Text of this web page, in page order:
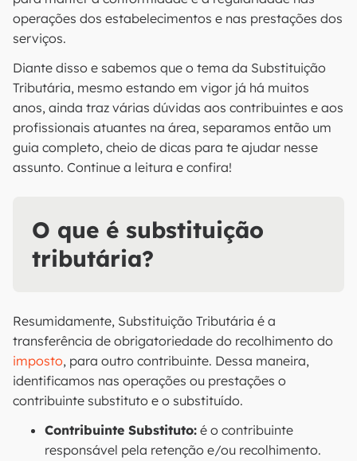
operações dos estabelecimentos e nas prestações dos
serviços.
Diante disso e sabemos que o tema da Substituição
Tributária, mesmo estando em vigor já há muitos
anos, ainda traz várias dúvidas aos contribuintes e aos
profissionais atuantes na área, separamos então um
guia completo, cheio de dicas para te ajudar nesse
assunto. Continue a leitura e confira!
O que é substituição
tributária?
Resumidamente, Substituição Tributária é a
transferência de obrigatoriedade do recolhimento do
imposto, para outro contribuinte. Dessa maneira,
identificamos nas operações ou prestações o
contribuinte substituto e o substituído.
Contribuinte Substituto: é o contribuinte
responsável pela retenção e/ou recolhimento.